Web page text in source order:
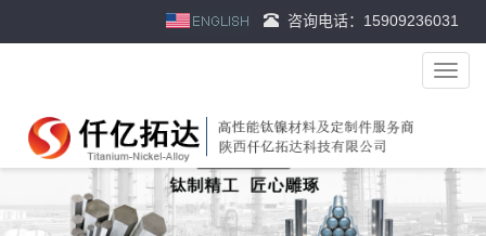
咨询电话：15909236031
导
航